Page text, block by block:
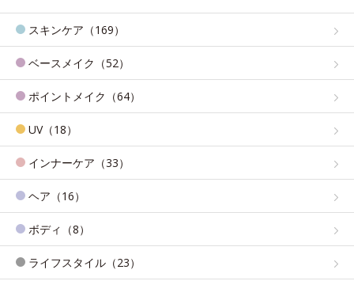
スキンケア（169）
ベースメイク（52）
ポイントメイク（64）
UV（18）
インナーケア（33）
ヘア（16）
ボディ（8）
ライフスタイル（23）